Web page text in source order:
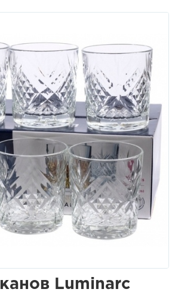
Luminarc